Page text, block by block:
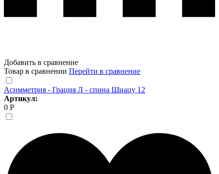
Добавить в сравнение
Товар в сравнении Перейти в сравнение
Асимметрия - Грация Л - спина Шиацу 12
Артикул:
0 Р